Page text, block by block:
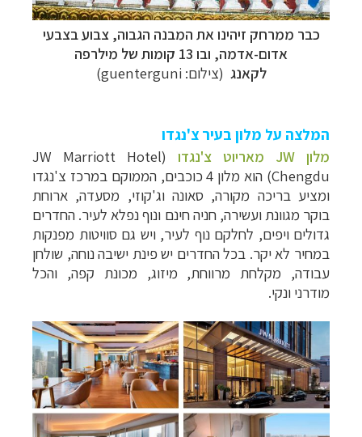
כבר ממרחק זיהינו את המבנה הגבוה, צבוע בצבעי
אדום-אדמה, ובו 13 קומות של מילרפה
לקאנג (צילום: guenterguni)
המלצה על מלון בעיר צ'נגדו
מלון JW מאריוט צ'נגדו
(JW Marriott Hotel
Chengdu) הוא מלון 4 כוכבים, הממוקם במרכז צ'נגדו
ומציע בריכה מקורה, סאונה וג'קוזי, מסעדה, ארוחת
בוקר מגוונת ועשירה, חניה חינם ונוף נפלא לעיר. החדרים
גדולים ויפים, לחלקם נוף לעיר, ויש גם סוויטות מפנקות
במחיר לא יקר. בכל החדרים יש פינת ישיבה נוחה, שולחן
עבודה, מקלחת מרווחת, מיזוג, מכונת קפה, והכל
מודרני ונקי.